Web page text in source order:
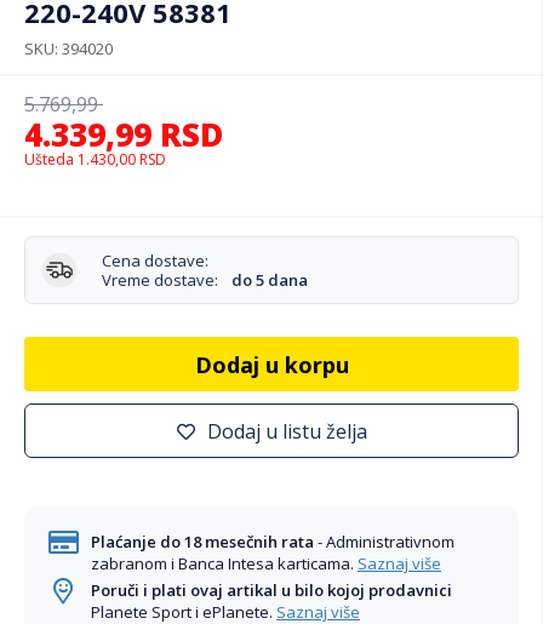
220-240V 58381
SKU 394020
4.339,99 RSD
5.769,99
Ušteda 1.430,00 RSD
Cena dostave:
Vreme dostave:
do 5 dana
Dodaj u korpu
Dodaj u listu želja
Plaćanje do 18 mesečnih rata - Administrativnom
zabranom i Banca Intesa karticama. Saznaj više
Poruči i plati ovaj artikal u bilo kojoj prodavnici
Planete Sport i ePlanete. Saznaj više